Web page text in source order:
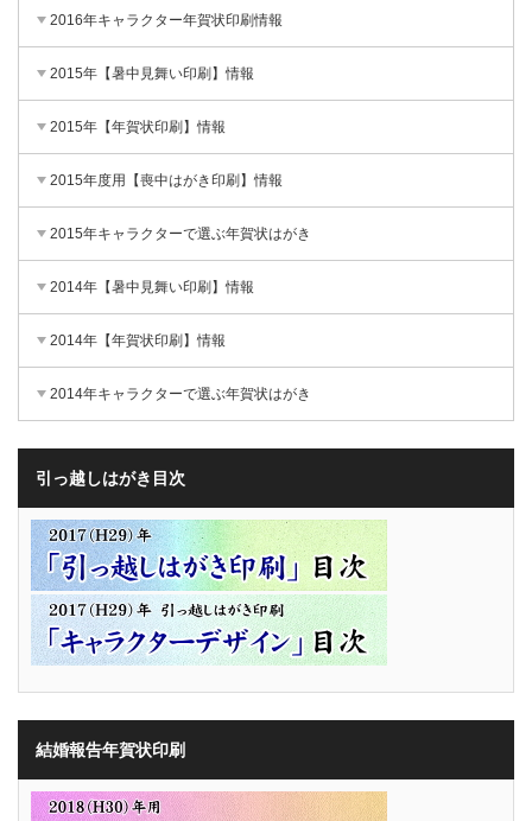
2016年キャラクター年賀状印刷情報
2015年【暑中見舞い印刷】情報
2015年【年賀状印刷】情報
2015年度用【喪中はがき印刷】情報
2015年キャラクターで選ぶ年賀状はがき
2014年【暑中見舞い印刷】情報
2014年【年賀状印刷】情報
2014年キャラクターで選ぶ年賀状はがき
引っ越しはがき目次
結婚報告年賀状印刷